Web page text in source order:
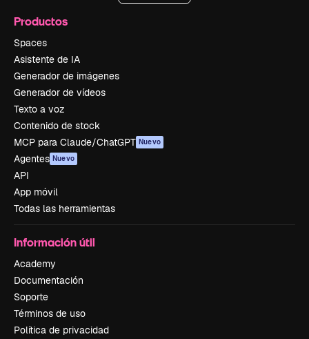
Productos
Spaces
Asistente de IA
Generador de imágenes
Generador de vídeos
Texto a voz
Contenido de stock
MCP para Claude/ChatGPT Nuevo
Agentes Nuevo
API
App móvil
Todas las herramientas
Información útil
Academy
Documentación
Soporte
Términos de uso
Política de privacidad